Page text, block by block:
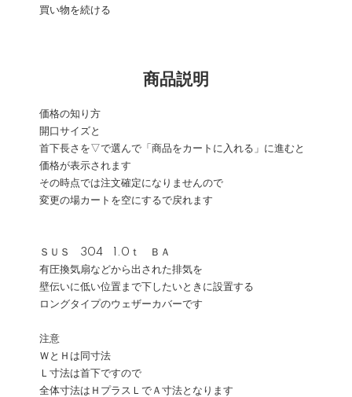
買い物を続ける
商品説明
価格の知り方
開口サイズと
首下長さを▽で選んで「商品をカートに入れる」に進むと
価格が表示されます
その時点では注文確定になりませんので
変更の場カートを空にするで戻れます
ＳＵＳ 304 1.0ｔ ＢＡ
有圧換気扇などから出された排気を
壁伝いに低い位置まで下したいときに設置する
ロングタイプのウェザーカバーです
注意
ＷとＨは同寸法
Ｌ寸法は首下ですので
全体寸法はＨプラスＬでＡ寸法となります